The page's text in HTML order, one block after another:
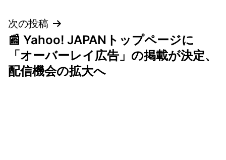
ビ
ゲ
ー
次の投稿
📰 Yahoo! JAPANトップページに
「オーバーレイ広告」の掲載が決定、
配信機会の拡大へ